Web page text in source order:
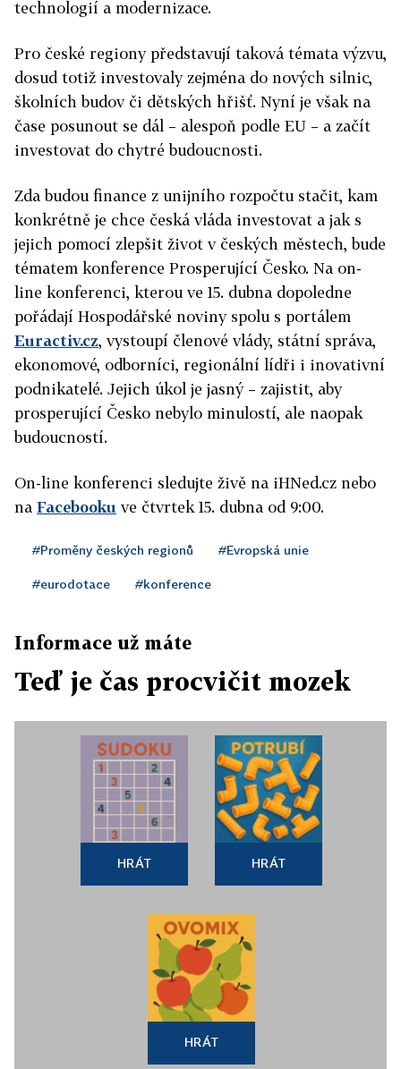
technologií a modernizace.
Pro české regiony představují taková témata výzvu,
dosud totiž investovaly zejména do nových silnic,
školních budov či dětských hřišť. Nyní je však na
čase posunout se dál – alespoň podle EU – a začít
investovat do chytré budoucnosti.
Zda budou finance z unijního rozpočtu stačit, kam
konkrétně je chce česká vláda investovat a jak s
jejich pomocí zlepšit život v českých městech, bude
tématem konference Prosperující Česko. Na on-
line konferenci, kterou ve 15. dubna dopoledne
pořádají Hospodářské noviny spolu s portálem
Euractiv.cz, vystoupí členové vlády, státní správa,
ekonomové, odborníci, regionální lídři i inovativní
podnikatelé. Jejich úkol je jasný – zajistit, aby
prosperující Česko nebylo minulostí, ale naopak
budoucností.
On-line konferenci sledujte živě na iHNed.cz nebo
na Facebooku ve čtvrtek 15. dubna od 9:00.
#Proměny českých regionů #Evropská unie
#eurodotace #konference
Informace už máte
Teď je čas procvičit mozek
HRÁT HRÁT
HRÁT